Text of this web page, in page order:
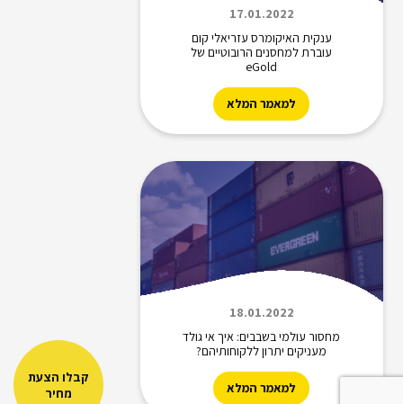
17.01.2022
ענקית האיקומרס עזריאלי קום
עוברת למחסנים הרובוטיים של
eGold
למאמר המלא
18.01.2022
מחסור עולמי בשבבים: איך אי גולד
מעניקים יתרון ללקוחותיהם?
למאמר המלא
קבלו הצעת
מחיר